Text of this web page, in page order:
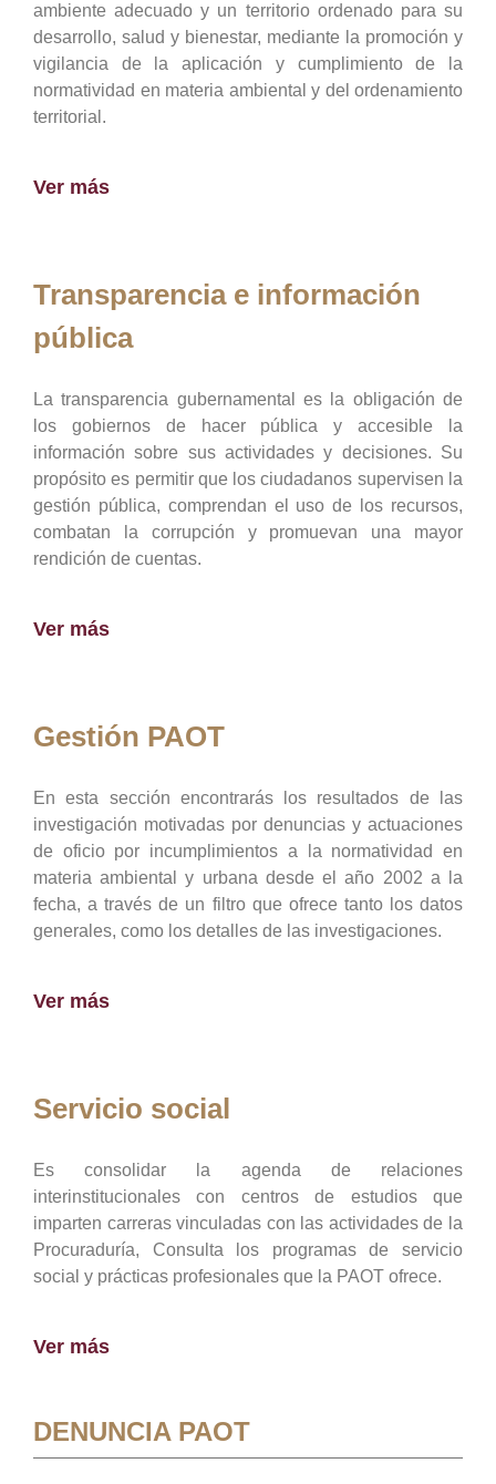
ambiente adecuado y un territorio ordenado para su
desarrollo, salud y bienestar, mediante la promoción y
vigilancia de la aplicación y cumplimiento de la
normatividad en materia ambiental y del ordenamiento
territorial.
Ver más
Transparencia e información
pública
La transparencia gubernamental es la obligación de
los gobiernos de hacer pública y accesible la
información sobre sus actividades y decisiones. Su
propósito es permitir que los ciudadanos supervisen la
gestión pública, comprendan el uso de los recursos,
combatan la corrupción y promuevan una mayor
rendición de cuentas.
Ver más
Gestión PAOT
En esta sección encontrarás los resultados de las
investigación motivadas por denuncias y actuaciones
de oficio por incumplimientos a la normatividad en
materia ambiental y urbana desde el año 2002 a la
fecha, a través de un filtro que ofrece tanto los datos
generales, como los detalles de las investigaciones.
Ver más
Servicio social
Es consolidar la agenda de relaciones
interinstitucionales con centros de estudios que
imparten carreras vinculadas con las actividades de la
Procuraduría, Consulta los programas de servicio
social y prácticas profesionales que la PAOT ofrece.
Ver más
DENUNCIA PAOT